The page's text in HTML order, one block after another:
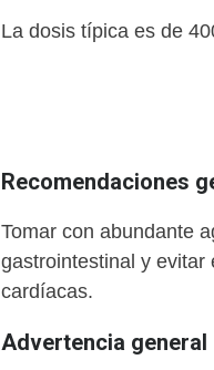
La dosis típica es de
Recomendaciones
Tomar con abundante
gastrointestinal y evitar
cardíacas.
Advertencia general